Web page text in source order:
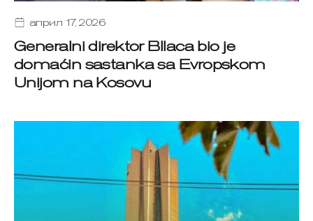
април 17, 2026
Generalni direktor Bllaca bio je
domaćin sastanka sa Evropskom
Unijom na Kosovu